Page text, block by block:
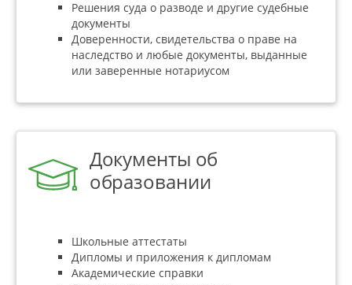
Решения суда о разводе и другие судебные
документы
Доверенности, свидетельства о праве на
наследство и любые документы, выданные
или заверенные нотариусом
Документы об
образовании
Школьные аттестаты
Дипломы и приложения к дипломам
Академические справки